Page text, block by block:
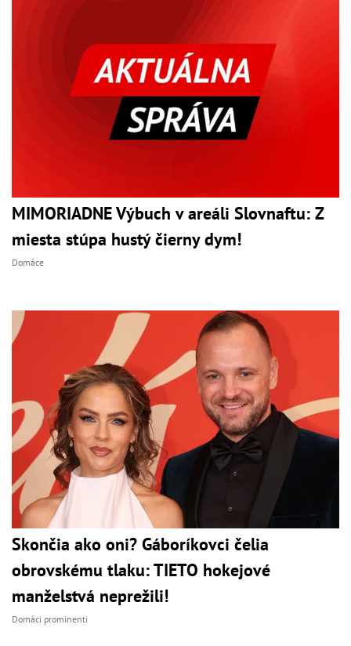
MIMORIADNE Výbuch v areáli Slovnaftu: Z
miesta stúpa hustý čierny dym!
Domáce
Skončia ako oni? Gáboríkovci čelia
obrovskému tlaku: TIETO hokejové
manželstvá neprežili!
Domáci prominenti